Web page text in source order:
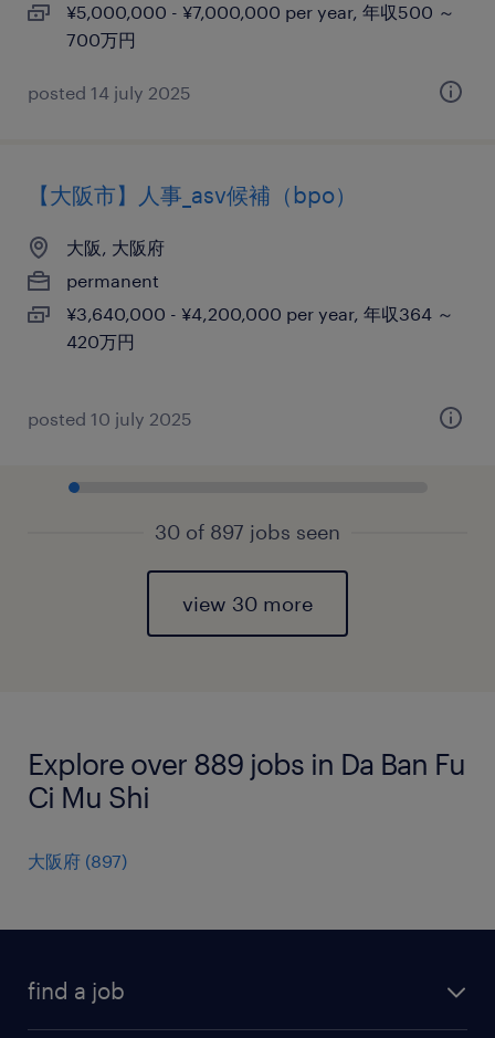
¥5,000,000 - ¥7,000,000 per year, 年収500 ～
700万円
posted 14 july 2025
【大阪市】人事_asv候補（bpo）
大阪, 大阪府
permanent
¥3,640,000 - ¥4,200,000 per year, 年収364 ～
420万円
posted 10 july 2025
30 of 897 jobs seen
view 30 more
Explore over 889 jobs in Da Ban Fu
Ci Mu Shi
大阪府 (897)
find a job